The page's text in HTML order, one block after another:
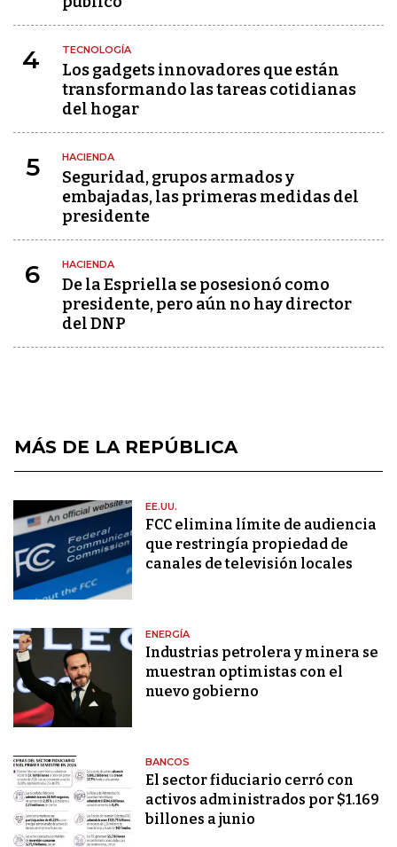
4 TECNOLOGÍA
Los gadgets innovadores que están
transformando las tareas cotidianas
del hogar
5 HACIENDA
Seguridad, grupos armados y
embajadas, las primeras medidas del
presidente
6 HACIENDA
De la Espriella se posesionó como
presidente, pero aún no hay director
del DNP
MÁS DE LA REPÚBLICA
EE.UU.
FCC elimina límite de audiencia
que restringía propiedad de
canales de televisión locales
ENERGÍA
Industrias petrolera y minera se
muestran optimistas con el
nuevo gobierno
BANCOS
El sector fiduciario cerró con
activos administrados por $1.169
billones a junio